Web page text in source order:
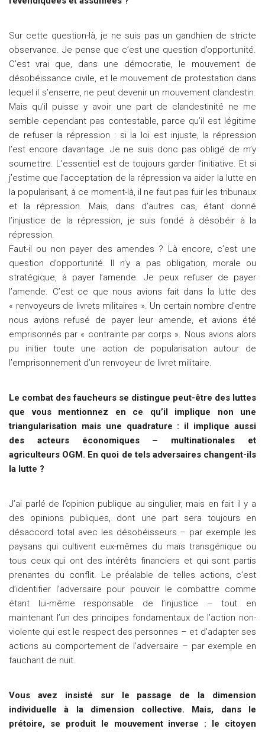
Sur cette question-là, je ne suis pas un gandhien de stricte
observance. Je pense que c’est une question d’opportunité.
C’est vrai que, dans une démocratie, le mouvement de
désobéissance civile, et le mouvement de protestation dans
lequel il s’enserre, ne peut devenir un mouvement clandestin.
Mais qu’il puisse y avoir une part de clandestinité ne me
semble cependant pas contestable, parce qu’il est légitime
de refuser la répression : si la loi est injuste, la répression
l’est encore davantage. Je ne suis donc pas obligé de m’y
soumettre. L’essentiel est de toujours garder l’initiative. Et si
j’estime que l’acceptation de la répression va aider la lutte en
la popularisant, à ce moment-là, il ne faut pas fuir les tribunaux
et la répression. Mais, dans d’autres cas, étant donné
l’injustice de la répression, je suis fondé à désobéir à la
répression.
Faut-il ou non payer des amendes ? Là encore, c’est une
question d’opportunité. Il n’y a pas obligation, morale ou
stratégique, à payer l’amende. Je peux refuser de payer
l’amende. C’est ce que nous avions fait dans la lutte des
« renvoyeurs de livrets militaires ». Un certain nombre d’entre
nous avions refusé de payer leur amende, et avions été
emprisonnés par « contrainte par corps ». Nous avions alors
pu initier toute une action de popularisation autour de
l’emprisonnement d’un renvoyeur de livret militaire.
Le combat des faucheurs se distingue peut-être des luttes
que vous mentionnez en ce qu’il implique non une
triangularisation mais une quadrature : il implique aussi
des acteurs économiques – multinationales et
agriculteurs OGM. En quoi de tels adversaires changent-ils
la lutte ?
J’ai parlé de l’opinion publique au singulier, mais en fait il y a
des opinions publiques, dont une part sera toujours en
désaccord total avec les désobéisseurs – par exemple les
paysans qui cultivent eux-mêmes du maïs transgénique ou
tous ceux qui ont des intérêts financiers et qui sont partis
prenantes du conflit. Le préalable de telles actions, c’est
d’identifier l’adversaire pour pouvoir le combattre comme
étant lui-même responsable de l’injustice – tout en
maintenant l’un des principes fondamentaux de l’action non-
violente qui est le respect des personnes – et d’adapter ses
actions au comportement de l’adversaire – par exemple en
fauchant de nuit.
Vous avez insisté sur le passage de la dimension
individuelle à la dimension collective. Mais, dans le
prétoire, se produit le mouvement inverse : le citoyen